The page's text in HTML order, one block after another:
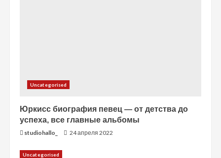
Uncategorised
Юркисс биография певец — от детства до
успеха, все главные альбомы
studiohallo_ 24 апреля 2022
Uncategorised